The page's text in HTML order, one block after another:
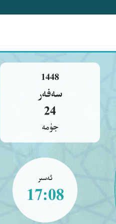
1448
سەفەر
24
جۈمە
ئەسىر
17:08
كۈتۈپخانا ئېلىپبە
ٱللَّهُ عَمَلَكُمْ